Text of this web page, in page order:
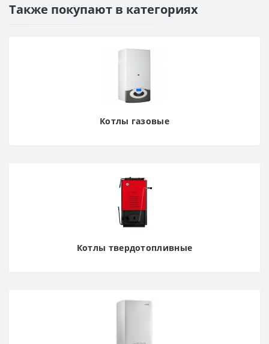
Также покупают в категориях
Котлы газовые
Котлы твердотопливные